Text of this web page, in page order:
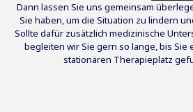
Dann lassen Sie uns gemeinsam
Sie haben, um die Situation zu lindern
Sollte dafür zusätzlich medizinische
begleiten wir Sie gern so lange, bis Sie
stationären Therapieplatz